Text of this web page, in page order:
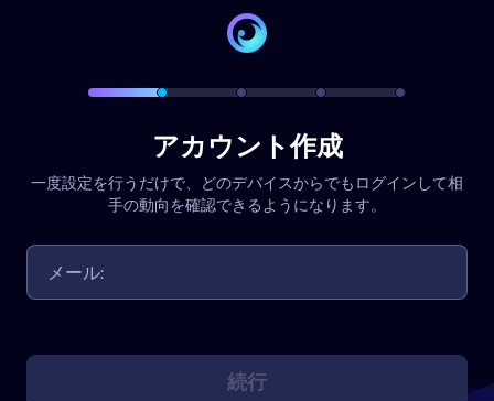
アカウント作成
一度設定を行うだけで、どのデバイスからでもログインして相
手の動向を確認できるようになります。
続行